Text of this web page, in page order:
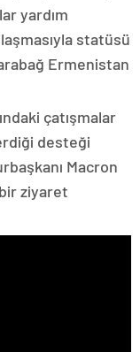
yardım
statüsü
Ermenistan
çatışmalar
desteği
Macron
ziyaret